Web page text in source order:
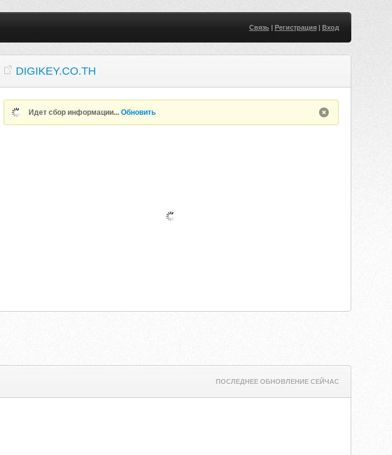
Связь| Регистрация| Вход
DIGIKEY.CO.TH
Идет сбор информации...Обновить
ПОСЛЕДНЕЕ ОБНОВЛЕНИЕ СЕЙЧАС